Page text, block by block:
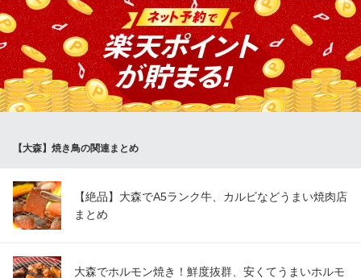
炭火串焼きの個室居酒屋
ＪＲ京浜東北線大森駅 徒歩1分
東京都品川区南大井6-17-12 マルイト大森ビル2F
自慢の焼き鳥は約20種!!《大山鳥》を使った「ねぎま」、「ハ
ツ」、「もも」、「レバー」や 卵につけるつくねなど、リピート
必須の絶品串です♪初めての方は是非ご賞味ください！ 大森での
大人数での飲み会や仕事帰りのサクッと飲み会にお勧めです。
ＪＲ京浜東北線大森駅 徒歩2分
【大森】焼き鳥の関連まとめ
【絶品】大森でA5ランク牛、カルビなどうまい焼肉店
まとめ
大森でホルモン焼き！鮮度抜群、安くてうまいホルモ